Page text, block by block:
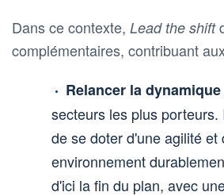
Dans ce contexte, Lead the shift
complémentaires, contribuant
Relancer la dynamique
secteurs les plus
de se doter d'une agilité
environnement
d'ici la fin du plan, avec